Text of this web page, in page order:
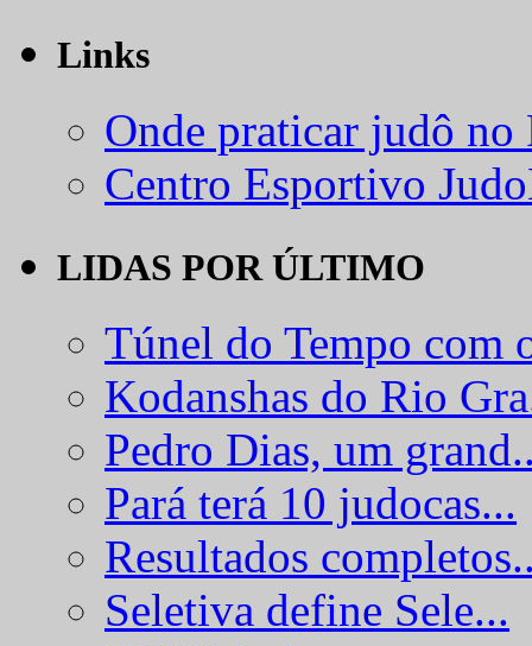
Links
Onde praticar judô
Centro Esportivo
LIDAS POR ÚLTIMO
Túnel do Tempo com
Kodanshas do Rio
Pedro Dias, um
Pará terá 10 judocas...
Resultados
Seletiva define Sele...